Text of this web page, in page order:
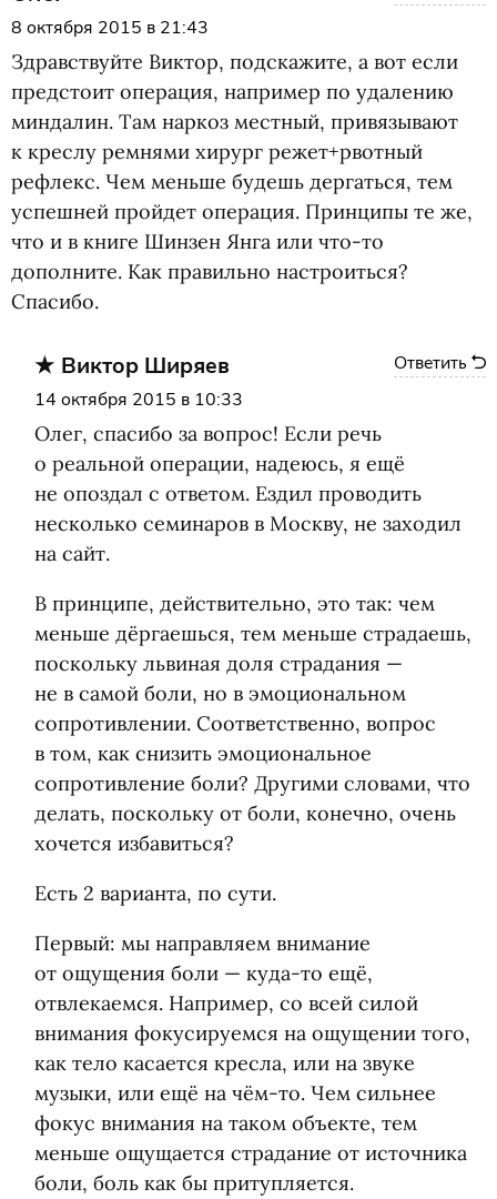
8 октября 2015 в 21:43
Здравствуйте Виктор, подскажите, а вот если
предстоит операция, например по удалению
миндалин. Там наркоз местный, привязывают
к креслу ремнями хирург режет+рвотный
рефлекс. Чем меньше будешь дергаться, тем
успешней пройдет операция. Принципы те же,
что и в книге Шинзен Янга или что-то
дополните. Как правильно настроиться?
Спасибо.
Ответить
Виктор Ширяев
14 октября 2015 в 10:33
Олег, спасибо за вопрос! Если речь
о реальной операции, надеюсь, я ещё
не опоздал с ответом. Ездил проводить
несколько семинаров в Москву, не заходил
на сайт.
В принципе, действительно, это так: чем
меньше дёргаешься, тем меньше страдаешь,
поскольку львиная доля страдания —
не в самой боли, но в эмоциональном
сопротивлении. Соответственно, вопрос
в том, как снизить эмоциональное
сопротивление боли? Другими словами, что
делать, поскольку от боли, конечно, очень
хочется избавиться?
Есть 2 варианта, по сути.
Первый: мы направляем внимание
от ощущения боли — куда-то ещё,
отвлекаемся. Например, со всей силой
внимания фокусируемся на ощущении того,
как тело касается кресла, или на звуке
музыки, или ещё на чём-то. Чем сильнее
фокус внимания на таком объекте, тем
меньше ощущается страдание от источника
боли, боль как бы притупляется.